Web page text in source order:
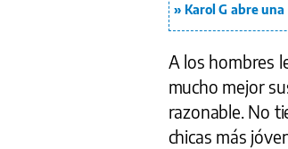
Karol G abre
A los hombres
mucho mejor
razonable. No
chicas más